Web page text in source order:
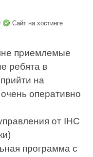
Сайт на хостинге
приемлемые
ребята в
на
оперативно
от IHC
программа с